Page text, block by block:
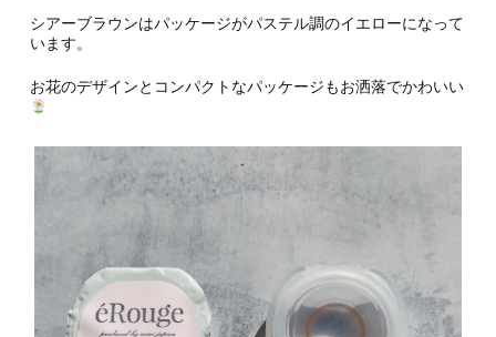
シアーブラウンはパッケージがパステル調のイエローになって
います。
お花のデザインとコンパクトなパッケージもお洒落でかわいい